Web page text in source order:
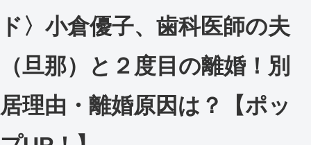
ド〉小倉優子、歯科医師の夫
（旦那）と２度目の離婚！別
居理由・離婚原因は？【ポッ